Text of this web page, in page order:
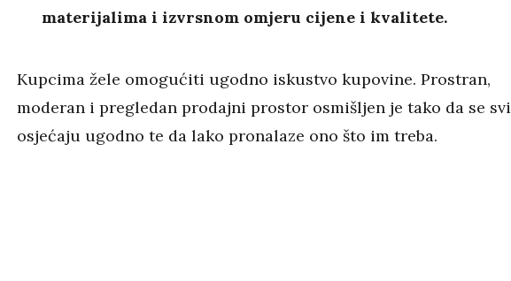
materijalima i izvrsnom omjeru cijene i kvalitete.
Kupcima žele omogućiti ugodno iskustvo kupovine. Prostran,
moderan i pregledan prodajni prostor osmišljen je tako da se svi
osjećaju ugodno te da lako pronalaze ono što im treba.